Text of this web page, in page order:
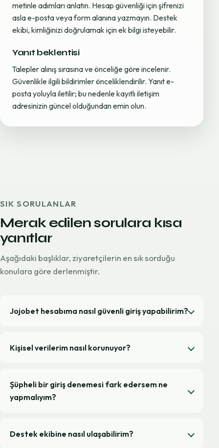
metinle adımları anlatın. Hesap güvenliği için şifrenizi
asla e-posta veya form alanına yazmayın. Destek
ekibi, kimliğinizi doğrulamak için ek bilgi isteyebilir.
Yanıt beklentisi
Talepler alınış sırasına ve önceliğe göre incelenir.
Güvenlikle ilgili bildirimler önceliklendirilir. Yanıt e-
posta yoluyla iletilir; bu nedenle kayıtlı iletişim
adresinizin güncel olduğundan emin olun.
SIK SORULANLAR
Merak edilen sorulara kısa
yanıtlar
Aşağıdaki başlıklar, ziyaretçilerin en sık sorduğu
konulara göre derlenmiştir.
Jojobet hesabıma nasıl güvenli giriş yapabilirim?
Kişisel verilerim nasıl korunuyor?
Şüpheli bir giriş denemesi fark edersem ne
yapmalıyım?
Destek ekibine nasıl ulaşabilirim?